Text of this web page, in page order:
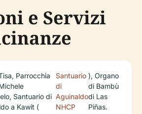
e Servizi
Parrocchia
Santuario di
a Kawit (
Santuario
di
Aguinaldo
NHCP
), Organo
di Bambù
di Las
Piñas.